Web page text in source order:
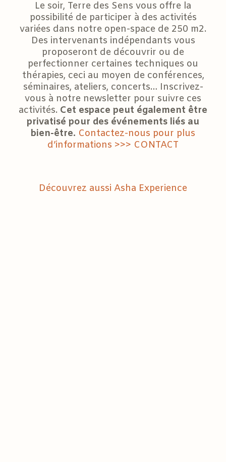
Le soir, Terre des Sens vous offre la
possibilité de participer à des activités
variées dans notre open-space de 250 m2.
Des intervenants indépendants vous
proposeront de découvrir ou de
perfectionner certaines techniques ou
thérapies, ceci au moyen de conférences,
séminaires, ateliers, concerts… Inscrivez-
vous à notre newsletter pour suivre ces
activités. Cet espace peut également être
privatisé pour des événements liés au
bien-être. Contactez-nous pour plus
d’informations >>> CONTACT
Découvrez aussi Asha Experience